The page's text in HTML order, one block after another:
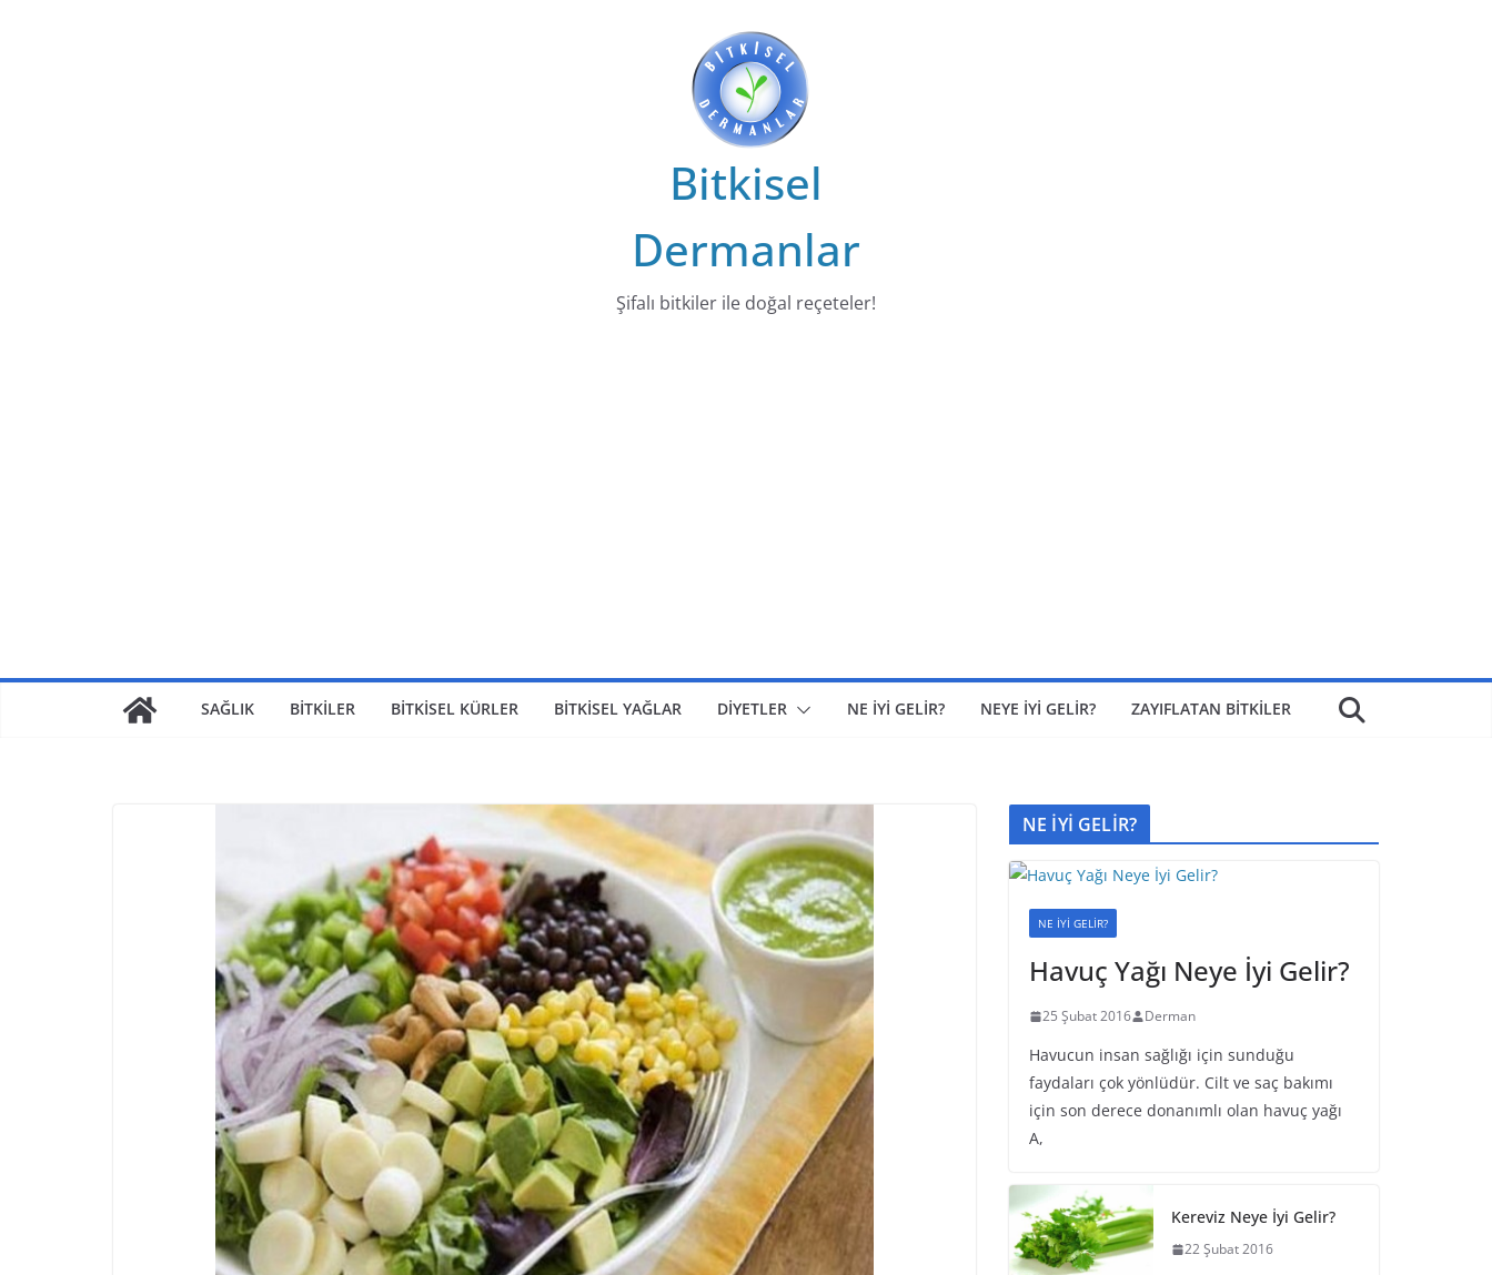
Bitkisel
Dermanlar
Şifalı bitkiler ile doğal reçeteler!
SAĞLIK BİTKİLER BİTKİSEL KÜRLER BİTKİSEL YAĞLAR DİYETLER NE İYİ GELİR? NEYE İYİ GELİR? ZAYIFLATAN BİTKİLER
NE İYİ GELİR?
NE İYİ GELİR?
Havuç Yağı Neye İyi Gelir?
25 Şubat 2016 Derman
Havucun insan sağlığı için sunduğu
faydaları çok yönlüdür. Cilt ve saç bakımı
için son derece donanımlı olan havuç yağı
A,
Kereviz Neye İyi Gelir?
22 Şubat 2016